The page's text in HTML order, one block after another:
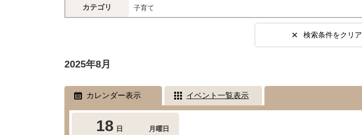
カテゴリ 子育て
検索条件をクリア
2025年8月
カレンダー表示 イベント一覧表示
18 日 月曜日